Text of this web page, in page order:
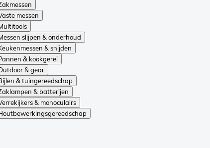
messen
slijpen & onderhoud
& snijden
& kookgerei
& gear
& tuingereedschap
& batterijen
& monoculairs